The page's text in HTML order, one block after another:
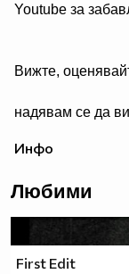
Youtube за
Вижте,
надявам се да
Инфо
Любими
First Edit